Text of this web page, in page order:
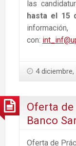
las
hasta el 15
con:
4 diciembre,
Oferta
Banco
Oferta de